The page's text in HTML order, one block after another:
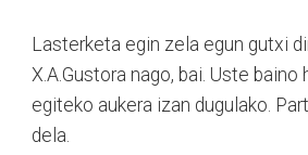
Lasterketa egin zela egun gutxi
X.A.Gustora nago, bai. Uste
egiteko aukera izan dugulako.
dela.